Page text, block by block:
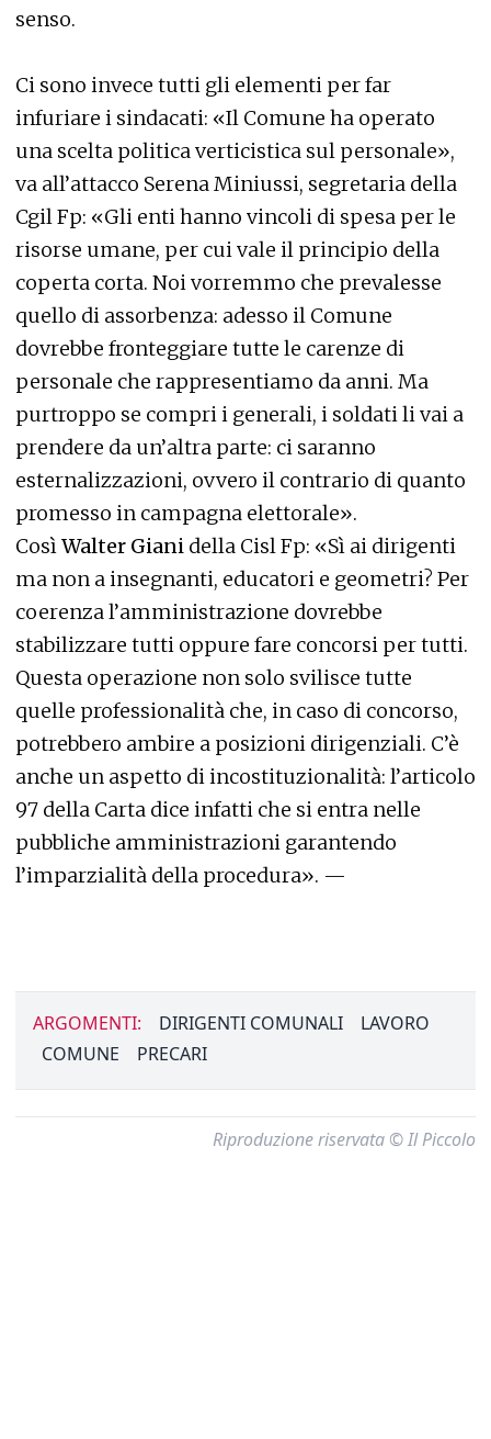
senso.
Ci sono invece tutti gli elementi per far
infuriare i sindacati: «Il Comune ha operato
una scelta politica verticistica sul personale»,
va all’attacco Serena Miniussi, segretaria della
Cgil Fp: «Gli enti hanno vincoli di spesa per le
risorse umane, per cui vale il principio della
coperta corta. Noi vorremmo che prevalesse
quello di assorbenza: adesso il Comune
dovrebbe fronteggiare tutte le carenze di
personale che rappresentiamo da anni. Ma
purtroppo se compri i generali, i soldati li vai a
prendere da un’altra parte: ci saranno
esternalizzazioni, ovvero il contrario di quanto
promesso in campagna elettorale».
CosìWalter Giani della Cisl Fp: «Sì ai dirigenti
ma non a insegnanti, educatori e geometri? Per
coerenza l’amministrazione dovrebbe
stabilizzare tutti oppure fare concorsi per tutti.
Questa operazione non solo svilisce tutte
quelle professionalità che, in caso di concorso,
potrebbero ambire a posizioni dirigenziali. C’è
anche un aspetto di incostituzionalità: l’articolo
97 della Carta dice infatti che si entra nelle
pubbliche amministrazioni garantendo
l’imparzialità della procedura». —
ARGOMENTI: DIRIGENTI COMUNALI
LAVORO
COMUNE
PRECARI
Riproduzione riservata © Il Piccolo